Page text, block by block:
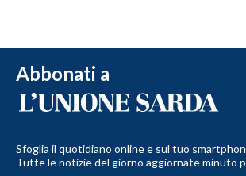
Abbonati a
Sfoglia il quotidiano online e sul tuo
Tutte le notizie del giorno aggiornate minuto